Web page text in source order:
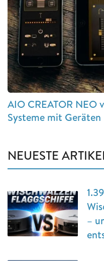
AIO CREATOR NEO
Systeme mit Geräten
NEUESTE
–